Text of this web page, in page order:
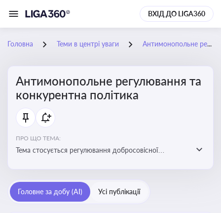
ВХІД ДО LIGA360
Головна Теми в центрі уваги Антимонопольне регулювання та конкурентна політика
Антимонопольне регулювання та
конкурентна політика
ПРО ЩО ТЕМА:
Тема стосується регулювання добросовісної
забезпечення рівних умов для суб’єктів
господарювання
Головне за добу (AI) Усі публікації